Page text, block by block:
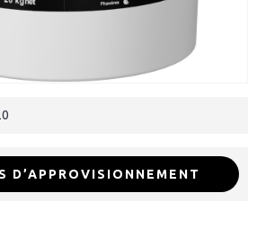
D’APPROVISIONNEMENT